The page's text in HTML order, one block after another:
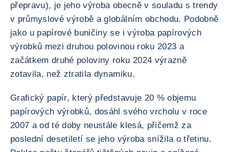
přepravu), je jeho výroba obecně v souladu s trendy
v průmyslové výrobě a globálním obchodu. Podobně
jako u papírové buničiny se i výroba papírových
výrobků mezi druhou polovinou roku 2023 a
začátkem druhé poloviny roku 2024 výrazně
zotavila, než ztratila dynamiku.
Grafický papír, který představuje 20 % objemu
papírových výrobků, dosáhl svého vrcholu v roce
2007 a od té doby neustále klesá, přičemž za
poslední desetiletí se jeho výroba snížila o třetinu.